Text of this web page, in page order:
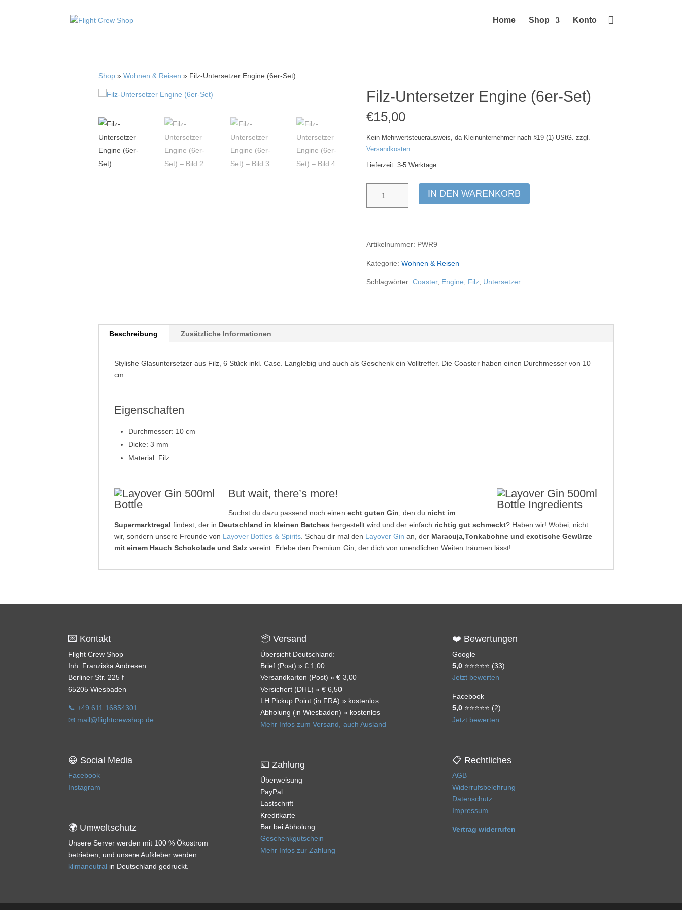
Home Shop Konto 
Shop» Wohnen & Reisen » Filz-Untersetzer Engine (6er-Set)
Filz-Untersetzer Engine (6er-Set)
€15,00
Kein Mehrwertsteuerausweis, da Kleinunternehmer nach §19 (1) UStG. zzgl.
Versandkosten
Lieferzeit: 3-5 Werktage
Untersetzer
Menge
IN DEN WARENKORB
Artikelnummer: PWR9
Kategorie: Wohnen & Reisen
Schlagwörter: Coaster, Engine Filz, Untersetzer
Beschreibung Zusätzliche Informationen
Stylishe Glasuntersetzer aus Filz, 6 Stück inkl. Case. Langlebig und auch als Geschenk ein Volltreffer. Die Coaster haben einen Durchmesser von 10
cm.
Eigenschaften
Durchmesser: 10 cm
Dicke: 3 mm
Material: Filz
But wait, there’s more!
Suchst du dazu passend noch einen echt guten Gin , den du nicht im
Supermarktregal findest, der in Deutschland in kleinen Batches hergestellt wird und der einfach richtig gut schmeckt? Haben wir! Wobei, nicht
wir, sondern unsere Freunde von Layover Bottles & Spirits. Schau dir mal den Layover Gin an, der Maracuja,Tonkabohne und exotische Gewürze
mit einem Hauch Schokolade und Salzvereint. Erlebe den Premium Gin, der dich von unendlichen Weiten träumen lässt!
💌 Kontakt
Flight Crew Shop
Inh. Franziska Andresen
Berliner Str. 225 f
65205 Wiesbaden
📞 +49 611 16854301
📧 mail@flightcrewshop.de
😀 Social Media
Facebook
Instagram
🌍 Umweltschutz
Unsere Server werden mit 100 % Ökostrom
betrieben, und unsere Aufkleber werden
klimaneutral in Deutschland gedruckt.
📦 Versand
Übersicht Deutschland:
Brief (Post) » € 1,00
Versandkarton (Post) » € 3,00
Versichert (DHL) » € 6,50
LH Pickup Point (in FRA) » kostenlos
Abholung (in Wiesbaden) » kostenlos
Mehr Infos zum Versand, auch Ausland
💶 Zahlung
Überweisung
PayPal
Lastschrift
Kreditkarte
Bar bei Abholung
Geschenkgutschein
Mehr Infos zur Zahlung
❤️ Bewertungen
Google
5,0⭐⭐⭐⭐⭐ (33)
Jetzt bewerten
Facebook
5,0⭐⭐⭐⭐⭐ (2)
Jetzt bewerten
📋 Rechtliches
AGB
Widerrufsbelehrung
Datenschutz
Impressum
Vertrag widerrufen